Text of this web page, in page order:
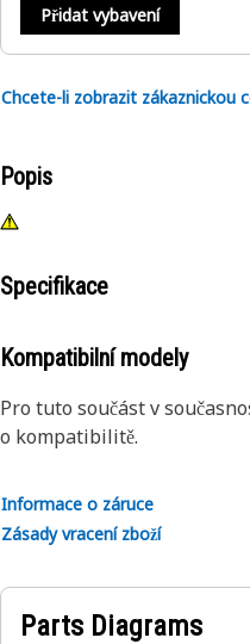
Přidat vybavení
Chcete-li zobrazit zákaznickou
Popis
Specifikace
Kompatibilní modely
Pro tuto součást v
o kompatibilitě.
Informace o záruce
Zásady vracení zboží
Parts Diagrams